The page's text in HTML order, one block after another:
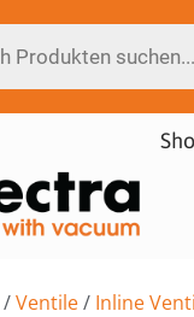
/Ventile/ Inline